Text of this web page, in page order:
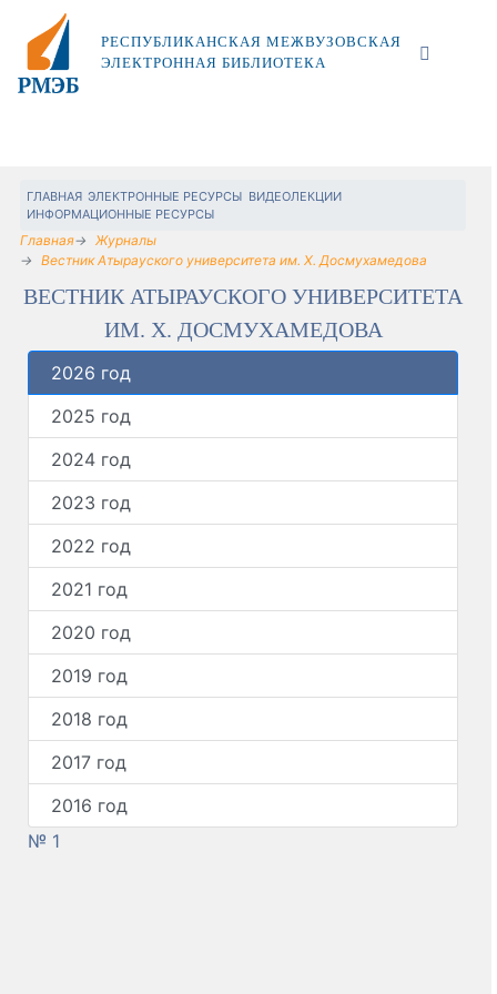
РЕСПУБЛИКАНСКАЯ МЕЖВУЗОВСКАЯ
ЭЛЕКТРОННАЯ БИБЛИОТЕКА
ГЛАВНАЯ ЭЛЕКТРОННЫЕ РЕСУРСЫ ВИДЕОЛЕКЦИИ
ИНФОРМАЦИОННЫЕ РЕСУРСЫ
Главная
Журналы
Вестник Атырауского университета им. Х. Досмухамедова
ВЕСТНИК АТЫРАУСКОГО УНИВЕРСИТЕТА
ИМ. Х. ДОСМУХАМЕДОВА
2026 год
2025 год
2024 год
2023 год
2022 год
2021 год
2020 год
2019 год
2018 год
2017 год
2016 год
№ 1